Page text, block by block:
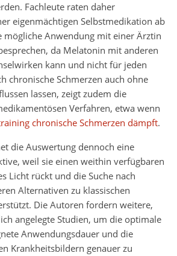
Fachleute raten daher
eigenmächtigen Selbstmedikation ab
mögliche Anwendung mit einer Ärztin
da Melatonin mit anderen
kann und nicht für jeden
chronische Schmerzen auch ohne
lassen, zeigt zudem die
Verfahren, etwa wenn
chronische Schmerzen dämpft.
die Auswertung dennoch eine
weil sie einen weithin verfügbaren
Licht rückt und die Suche nach
Alternativen zu klassischen
Die Autoren fordern weitere,
angelegte Studien, um die optimale
Anwendungsdauer und die
Krankheitsbildern genauer zu